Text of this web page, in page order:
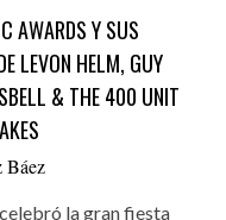
AWARDS Y SUS
LEVON HELM, GUY
& THE 400 UNIT
Báez
la gran fiesta